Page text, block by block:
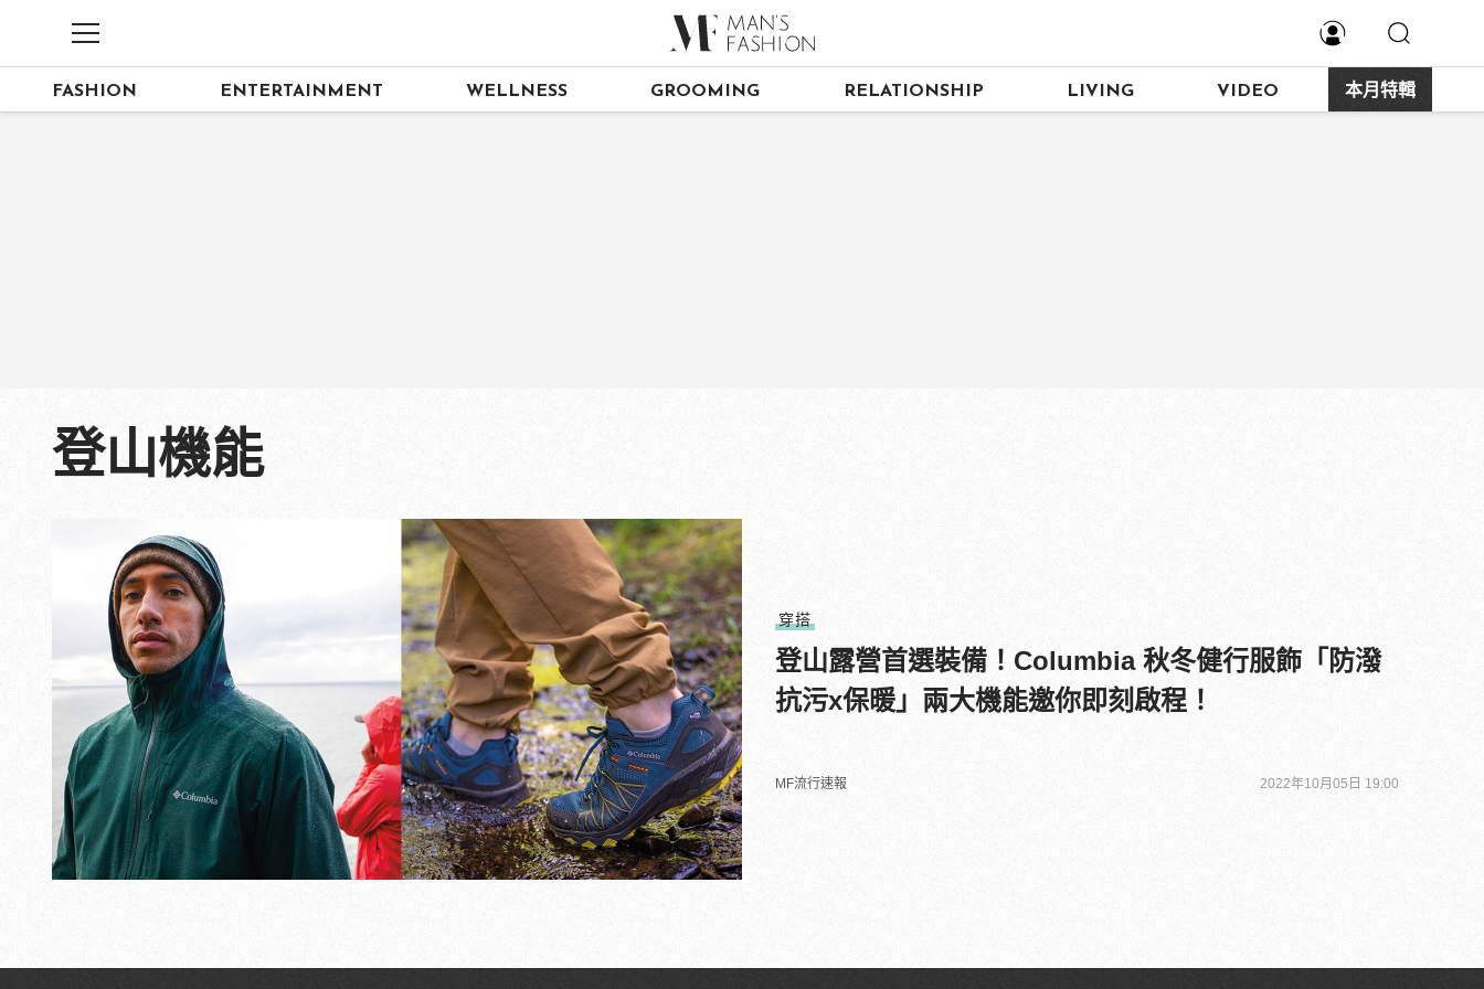
FASHION ENTERTAINMENT WELLNESS GROOMING RELATIONSHIP LIVING VIDEO 本月特輯
登山機能
穿搭
登山露營首選裝備！Columbia 秋冬健行服飾「防潑
抗污x保暖」兩大機能邀你即刻啟程！
MF流行速報 2022年10月05日 19:00